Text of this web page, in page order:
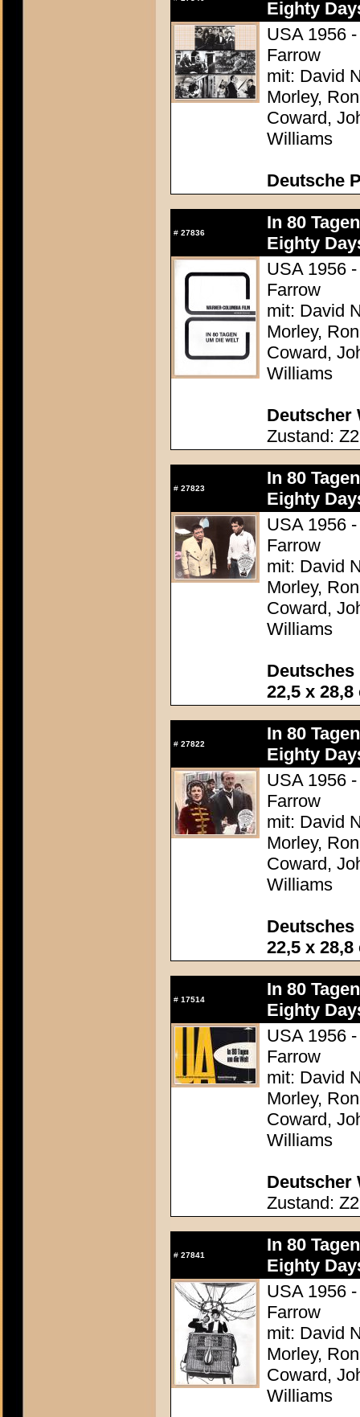
Eighty
USA 1956
Farrow
mit: David
Morley,
Coward,
Williams
Deutsche
# 27836
In 80
Eighty
USA 1956
Farrow
mit: David
Morley,
Coward,
Williams
Deutscher
Zustand: Z2
# 27823
In 80
Eighty
USA 1956
Farrow
mit: David
Morley,
Coward,
Williams
22,5 x 28,8
# 27822
In 80
Eighty
USA 1956
Farrow
mit: David
Morley,
Coward,
Williams
22,5 x 28,8
# 17514
In 80
Eighty
USA 1956
Farrow
mit: David
Morley,
Coward,
Williams
Deutscher
Zustand: Z2
# 27841
In 80
Eighty
USA 1956
Farrow
mit: David
Morley,
Coward,
Williams